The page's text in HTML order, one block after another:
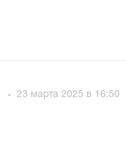
23 марта 2025 в 16:50